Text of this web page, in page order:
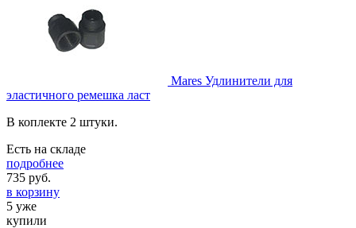
Mares Удлинители для
эластичного ремешка ласт
В коплекте 2 штуки.
Есть на складе
подробнее
735 руб.
в корзину
5 уже
купили